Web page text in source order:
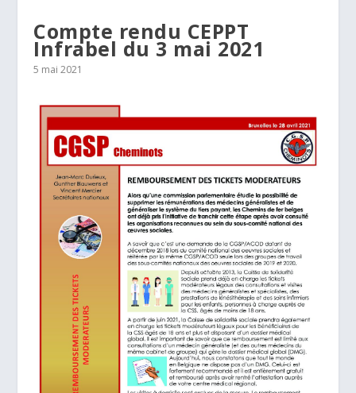
Compte rendu CEPPT
Infrabel du 3 mai 2021
5 mai 2021